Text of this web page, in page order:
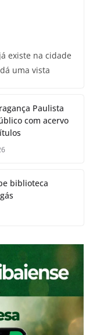
existe na cidade
uma vista
Paulista
com acervo
biblioteca